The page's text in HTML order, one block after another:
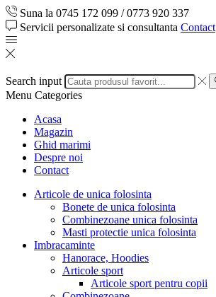
Suna la 0745 172 099 / 0773 920 337
Servicii personalizate si consultanta Contact
Search input
Menu Categories
Acasa
Magazin
Ghid marimi
Despre noi
Contact
Articole de unica folosinta
Bonete de unica folosinta
Combinezoane unica folosinta
Masti protectie unica folosinta
Imbracaminte
Hanorace, Hoodies
Articole sport
Articole sport pentru copii